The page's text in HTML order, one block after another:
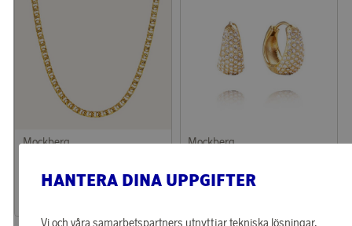
Mockberg
Halsband Infinity Gold
17 140 poäng
Mockberg
22 040 poäng
HANTERA DINA UPPGIFTER
Vi och våra samarbetspartners utnyttjar tekniska lösningar,